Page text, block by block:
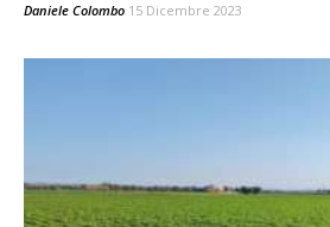
Daniele Colombo 15 Dicembre 2023